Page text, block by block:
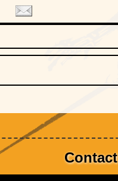
Contact